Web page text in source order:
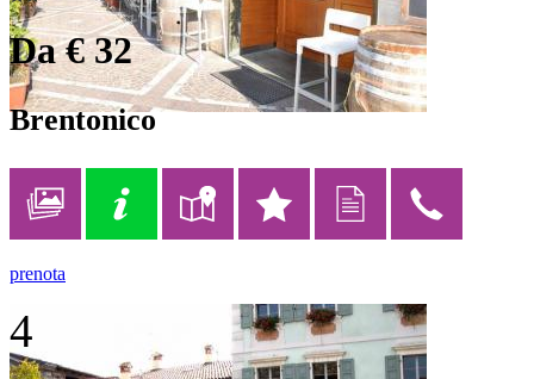
Da € 32
Brentonico
prenota
4